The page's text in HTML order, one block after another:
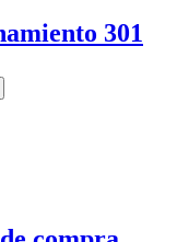
301